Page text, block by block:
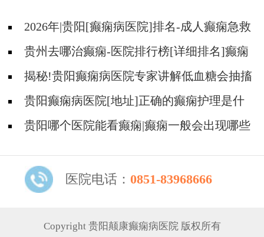
2026年|贵阳[癫痫病医院]排名-成人癫痫急救
措施护理
贵州去哪治癫痫-医院排行榜[详细排名]癫痫
病人可以吃什么食物?
揭秘!贵阳癫痫病医院专家讲解低血糖会抽搐
吗?贵阳癫痫病医院[地址]正确的癫痫护理是什
么?贵阳哪个医院能看癫痫|癫痫一般会出现哪些
医院电话： 0851-83968666
Copyright 贵阳颠康癫痫病医院 版权所有